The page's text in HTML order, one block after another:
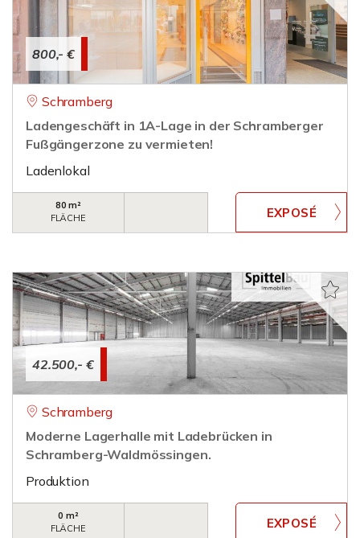
800,- €
Schramberg
Ladengeschäft in 1A-Lage in der Schramberger
Fußgängerzone zu vermieten!
Ladenlokal
80 m²
FLÄCHE
42.500,- €
Schramberg
Moderne Lagerhalle mit Ladebrücken in
Schramberg-Waldmössingen.
Produktion
0 m²
FLÄCHE